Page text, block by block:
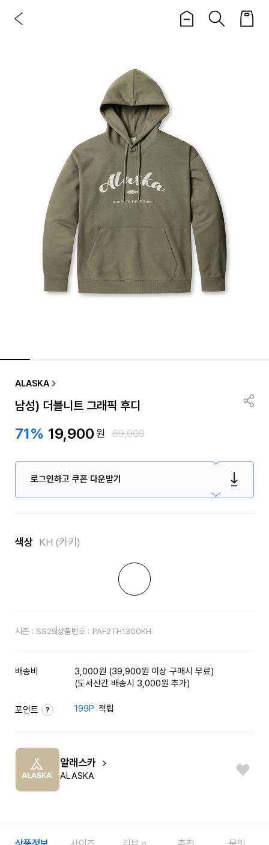
ALASKA
남성) 더블니트 그래픽 후디
71% 19,900원 69,900
로그인하고 쿠폰 다운받기
색상 KH (카키)
시즌 : SS25상품번호 : PAF2TH1300KH
배송비
3,000원 (39,900원 이상 구매시 무료)
(도서산간 배송시 3,000원 추가)
포인트 199P 적립
알래스카
ALASKA